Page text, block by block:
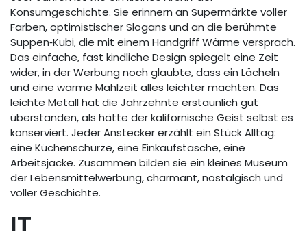
Konsumgeschichte. Sie erinnern an Supermärkte voller
Farben, optimistischer Slogans und an die berühmte
Suppen‑Kubi, die mit einem Handgriff Wärme versprach.
Das einfache, fast kindliche Design spiegelt eine Zeit
wider, in der Werbung noch glaubte, dass ein Lächeln
und eine warme Mahlzeit alles leichter machten. Das
leichte Metall hat die Jahrzehnte erstaunlich gut
überstanden, als hätte der kalifornische Geist selbst es
konserviert. Jeder Anstecker erzählt ein Stück Alltag:
eine Küchenschürze, eine Einkaufstasche, eine
Arbeitsjacke. Zusammen bilden sie ein kleines Museum
der Lebensmittelwerbung, charmant, nostalgisch und
voller Geschichte.
IT